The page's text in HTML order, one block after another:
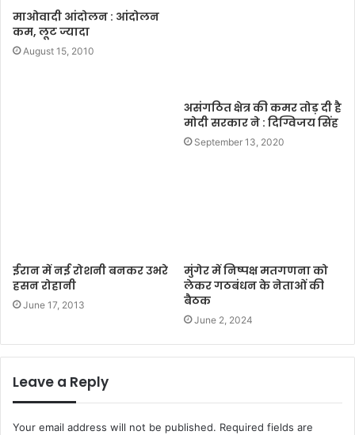
माओवादी आंदोलन : आंदोलन
कम, लूट ज्यादा
August 15, 2010
असंगठित क्षेत्र की कमर तोड़ दी है
मोदी सरकार ने : दिग्विजय सिंह
September 13, 2020
ईरान में नई रोशनी बनकर उभरे
हसन रोहानी
June 17, 2013
मुंगेर में निष्पक्ष मतगणना को
लेकर गठबंधन के नेताओं की
बैठक
June 2, 2024
Leave a Reply
Your email address will not be published. Required fields are